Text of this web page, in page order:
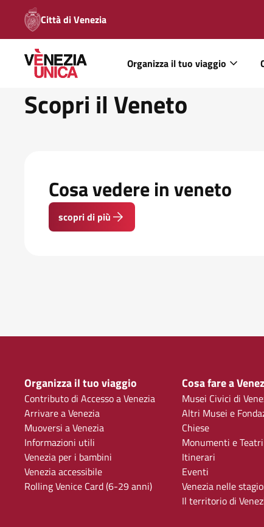
Città di Venezia
Organizza il tuo viaggio
Scopri il Veneto
Cosa vedere in veneto
scopri di più
Organizza il tuo viaggio
Contributo di Accesso a Venezia
Arrivare a Venezia
Muoversi a Venezia
Informazioni utili
Venezia per i bambini
Venezia accessibile
Rolling Venice Card (6-29 anni)
Cosa fare a
Musei Civici di
Altri Musei e
Chiese
Monumenti e Teatri
Itinerari
Eventi
Venezia nelle
Il territorio di